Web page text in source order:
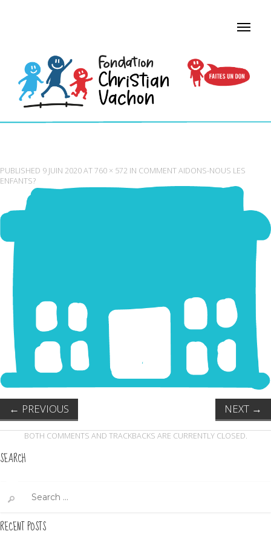
PUBLISHED 9 JUIN 2020AT760 × 572 IN COMMENT AIDONS-NOUS LES
ENFANTS?
← PREVIOUS NEXT →
BOTH COMMENTS AND TRACKBACKS ARE CURRENTLY CLOSED.
SEARCH
for:
RECENT POSTS